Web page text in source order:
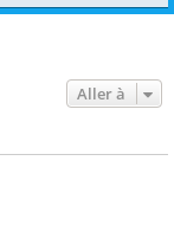
Aller à